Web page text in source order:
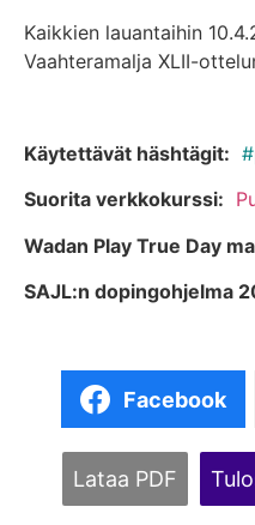
Kaikkien lauantaihin
Vaahteramalja XLII-
Käytettävät häshtägit:
Suorita verkkokurssi:
Wadan Play True Day
SAJL:n dopingohjelma
Facebook
Lataa PDF